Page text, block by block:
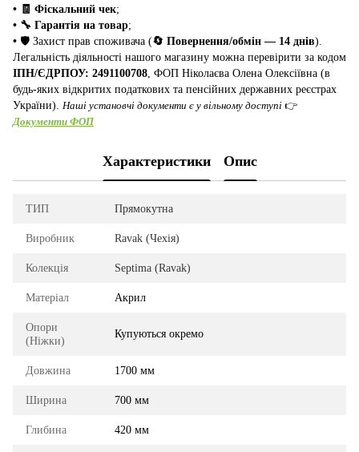
• 🧾 Фіскальний чек;
• 🔧 Гарантія на товар;
• 🛡️ Захист прав споживача (🔄 Повернення/обмін — 14 днів).
Легальність діяльності нашого магазину можна перевірити за кодом
ІПН/ЄДРПОУ: 2491100708 , ФОП Ніколаєва Олена Олексіївна (в
будь-яких відкритих податкових та пенсійних державних реєстрах
України). Наші установчі документи є у вільному доступі 👉
Документи ФОП
Характеристики Опис
ТИП Прямокутна
Виробник Ravak (Чехія)
Колекція Septima (Ravak)
Матеріал Акрил
Опори
(Ніжки)
Купуються окремо
Довжина 1700 мм
Ширина 700 мм
Глибина 420 мм